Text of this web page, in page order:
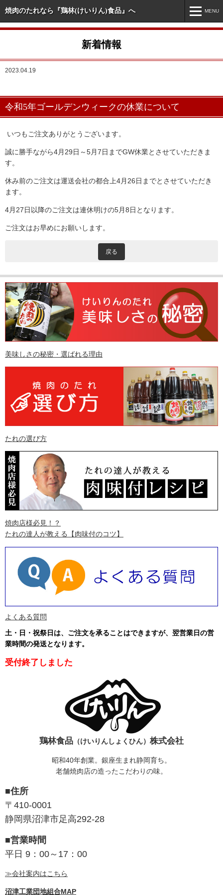
焼肉のたれなら『鶏林(けいりん)食品』へ MENU
MENU
新着情報
業務用商品情報
オリジナル・特注商品
会社案内
新着情報
2023.04.19
令和5年ゴールデンウィークの休業について
いつもご注文ありがとうございます。
誠に勝手ながら4月29日～5月7日までGW休業とさせていただきま
す。
休み前のご注文は運送会社の都合上4月26日までとさせていただき
ます。
4月27日以降のご注文は連休明けの5月8日となります。
ご注文はお早めにお願いします。
戻る
美味しさの秘密・選ばれる理由
たれの選び方
焼肉店様必見！？
たれの達人が教える
【肉味付のコツ】
よくある質問
土・日・祝祭日は、ご注文を承ることはできますが、翌営業日の営
業時間の発送となります。
受付終了しました
鶏林食品 （けいりんしょくひん） 株式会社
昭和40年創業。銀座生まれ静岡育ち。
老舗焼肉店の造ったこだわりの味。
■住所
〒410-0001
静岡県沼津市足高292-28
■営業時間
平日 9：00～17：00
≫会社案内はこちら
沼津工業団地組合MAP